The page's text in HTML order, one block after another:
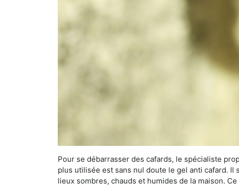
Pour se débarrasser des cafards, le spécialiste
plus utilisée est sans nul doute le gel anti cafard.
lieux sombres, chauds et humides de la maison.